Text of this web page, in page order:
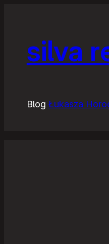
silva
Blog Łukasza